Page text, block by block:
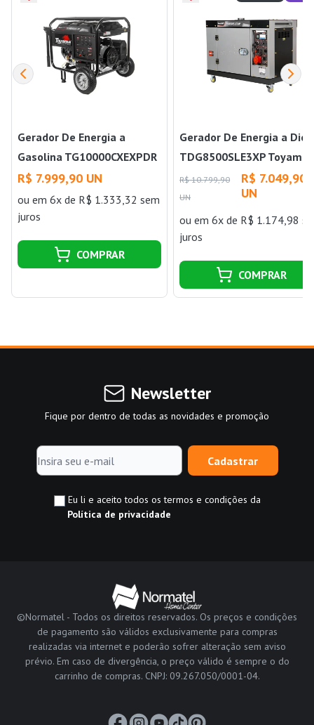
Gerador De Energia a
Gasolina TG10000CXEXPDR
115/230v Toyama
R$ 7.999,90 UN
ou em 6x de R$ 1.333,32 sem
juros
COMPRAR
Gerador De Energia a
TDG8500SLE3XP Toyama
R$ 10.799,90
UN
R$ 7.049,90
UN
ouem 6x de R$ 1.174,98
juros
COMPRAR
Newsletter
Fique por dentro de todas as novidades e promoção
Cadastrar
Eu li e aceito todos os termos e condições da
Política de privacidade
©Normatel - Todos os direitos reservados. Os preços e condições
de pagamento são válidos exclusivamente para compras
realizadas via internet e poderão sofrer alteração sem aviso
prévio. Em caso de divergência, o preço válido é sempre o do
carrinho de compras. CNPJ: 09.267.050/0001-04.